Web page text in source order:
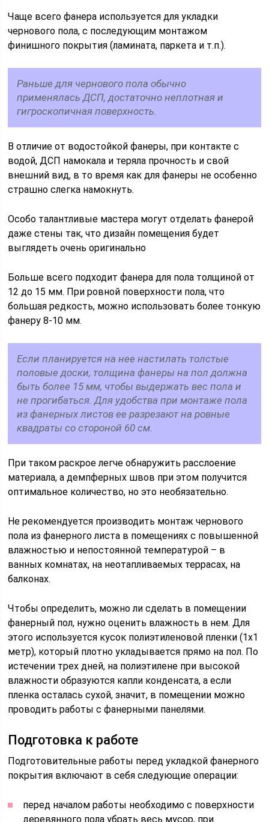
Чаще всего фанера используется для укладки
чернового пола, с последующим монтажом
финишного покрытия (ламината, паркета и т.п.).
Раньше для чернового пола обычно
применялась ДСП, достаточно неплотная и
гигроскопичная поверхность.
В отличие от водостойкой фанеры, при контакте с
водой, ДСП намокала и теряла прочность и свой
внешний вид, в то время как для фанеры не особенно
страшно слегка намокнуть.
Особо талантливые мастера могут отделать фанерой
даже стены так, что дизайн помещения будет
выглядеть очень оригинально
Больше всего подходит фанера для пола толщиной от
12 до 15 мм. При ровной поверхности пола, что
большая редкость, можно использовать более тонкую
фанеру 8-10 мм.
Если планируется на нее настилать толстые
половые доски, толщина фанеры на пол должна
быть более 15 мм, чтобы выдержать вес пола и
не прогибаться. Для удобства при монтаже пола
из фанерных листов ее разрезают на ровные
квадраты со стороной 60 см.
При таком раскрое легче обнаружить расслоение
материала, а демпферных швов при этом получится
оптимальное количество, но это необязательно.
Не рекомендуется производить монтаж чернового
пола из фанерного листа в помещениях с повышенной
влажностью и непостоянной температурой – в
ванных комнатах, на неотапливаемых террасах, на
балконах.
Чтобы определить, можно ли сделать в помещении
фанерный пол, нужно оценить влажность в нем. Для
этого используется кусок полиэтиленовой пленки (1х1
метр), который плотно укладывается прямо на пол. По
истечении трех дней, на полиэтилене при высокой
влажности образуются капли конденсата, а если
пленка осталась сухой, значит, в помещении можно
проводить работы с фанерными панелями.
Подготовка к работе
Подготовительные работы перед укладкой фанерного
покрытия включают в себя следующие операции:
перед началом работы необходимо с поверхности
деревянного пола убрать весь мусор, при